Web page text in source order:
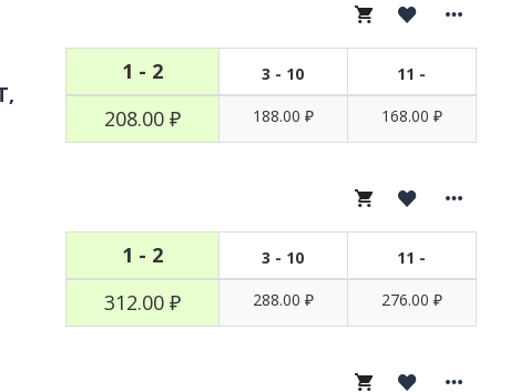
1 - 2 3 - 10 11 -
208.00 ₽ 188.00 ₽ 168.00 ₽
1 - 2 3 - 10 11 -
312.00 ₽ 288.00 ₽ 276.00 ₽